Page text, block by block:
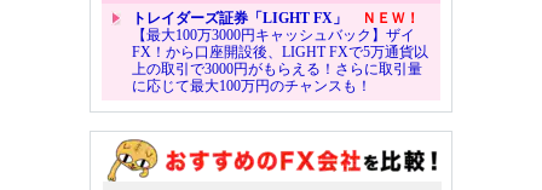
トレイダーズ証券「LIGHT FX」
ＮＥＷ！
【最大100万3000円キャッシュバック】ザイ
FX！から口座開設後、LIGHT FXで5万通貨以
上の取引で3000円がもらえる！さらに取引量
に応じて最大100万円のチャンスも！